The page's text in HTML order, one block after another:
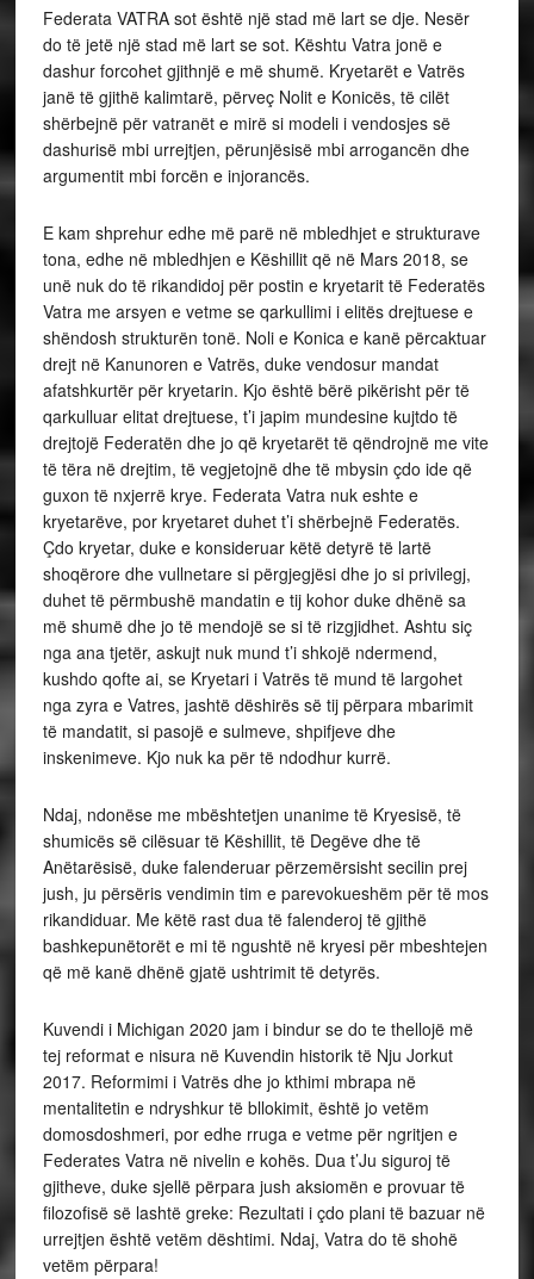
Federata VATRA sot është një stad më lart se dje. Nesër
do të jetë një stad më lart se sot. Kështu Vatra jonë e
dashur forcohet gjithnjë e më shumë. Kryetarët e Vatrës
janë të gjithë kalimtarë, përveç Nolit e Konicës, të cilët
shërbejnë për vatranët e mirë si modeli i vendosjes së
dashurisë mbi urrejtjen, përunjësisë mbi arrogancën dhe
argumentit mbi forcën e injorancës.
E kam shprehur edhe më parë në mbledhjet e strukturave
tona, edhe në mbledhjen e Këshillit që në Mars 2018, se
unë nuk do të rikandidoj për postin e kryetarit të Federatës
Vatra me arsyen e vetme se qarkullimi i elitës drejtuese e
shëndosh strukturën tonë. Noli e Konica e kanë përcaktuar
drejt në Kanunoren e Vatrës, duke vendosur mandat
afatshkurtër për kryetarin. Kjo është bërë pikërisht për të
qarkulluar elitat drejtuese, t’i japim mundesine kujtdo të
drejtojë Federatën dhe jo që kryetarët të qëndrojnë me vite
të tëra në drejtim, të vegjetojnë dhe të mbysin çdo ide që
guxon të nxjerrë krye. Federata Vatra nuk eshte e
kryetarëve, por kryetaret duhet t’i shërbejnë Federatës.
Çdo kryetar, duke e konsideruar këtë detyrë të lartë
shoqërore dhe vullnetare si përgjegjësi dhe jo si privilegj,
duhet të përmbushë mandatin e tij kohor duke dhënë sa
më shumë dhe jo të mendojë se si të rizgjidhet. Ashtu siç
nga ana tjetër, askujt nuk mund t’i shkojë ndermend,
kushdo qofte ai, se Kryetari i Vatrës të mund të largohet
nga zyra e Vatres, jashtë dëshirës së tij përpara mbarimit
të mandatit, si pasojë e sulmeve, shpifjeve dhe
inskenimeve. Kjo nuk ka për të ndodhur kurrë.
Ndaj, ndonëse me mbështetjen unanime të Kryesisë, të
shumicës së cilësuar të Këshillit, të Degëve dhe të
Anëtarësisë, duke falenderuar përzemërsisht secilin prej
jush, ju përsëris vendimin tim e parevokueshëm për të mos
rikandiduar. Me këtë rast dua të falenderoj të gjithë
bashkepunëtorët e mi të ngushtë në kryesi për mbeshtejen
që më kanë dhënë gjatë ushtrimit të detyrës.
Kuvendi i Michigan 2020 jam i bindur se do te thellojë më
tej reformat e nisura në Kuvendin historik të Nju Jorkut
2017. Reformimi i Vatrës dhe jo kthimi mbrapa në
mentalitetin e ndryshkur të bllokimit, është jo vetëm
domosdoshmeri, por edhe rruga e vetme për ngritjen e
Federates Vatra në nivelin e kohës. Dua t’Ju siguroj të
gjitheve, duke sjellë përpara jush aksiomën e provuar të
filozofisë së lashtë greke: Rezultati i çdo plani të bazuar në
urrejtjen është vetëm dështimi. Ndaj, Vatra do të shohë
vetëm përpara!